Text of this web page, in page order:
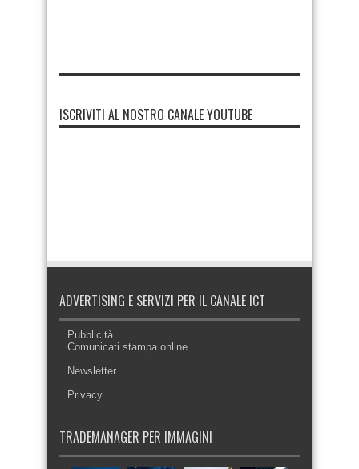
ISCRIVITI AL NOSTRO CANALE YOUTUBE
ADVERTISING E SERVIZI PER IL CANALE ICT
Pubblicità
Comunicati stampa online
Newsletter
Privacy
TRADEMANAGER PER IMMAGINI